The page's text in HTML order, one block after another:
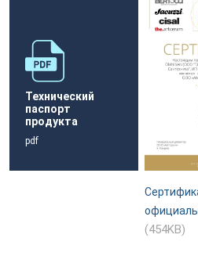
Технический
паспорт
продукта
pdf
(454KB)